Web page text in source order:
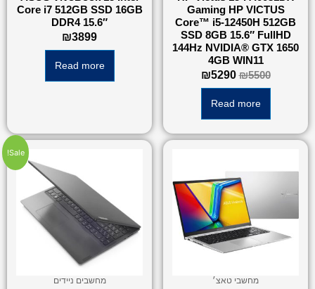
Gaming HP VICTUS
Core™ i5-12450H 512GB
SSD 8GB 15.6″ FullHD
144Hz NVIDIA® GTX 1650
4GB WIN11
₪5500
₪5290
Read more
Core i7 512GB SSD 16GB
DDR4 15.6″
₪3899
Read more
מחשבי טאצ׳
Sale!
מחשבים ניידים